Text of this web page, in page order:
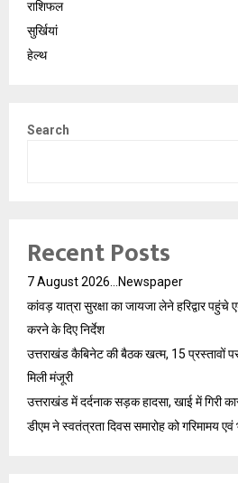
राशिफल
सुर्खियां
हेल्थ
Search
Recent Posts
7 August 2026…Newspaper
कांवड़ यात्रा सुरक्षा का जायजा लेने हरिद्वार
करने के दिए निर्देश
उत्तराखंड कैबिनेट की बैठक खत्म, 15 प्रस्तावों
मिली मंजूरी
उत्तराखंड में दर्दनाक सड़क हादसा, खाई में गिरी
डीएम ने स्वतंत्रता दिवस समारोह को गरिमामय एवं